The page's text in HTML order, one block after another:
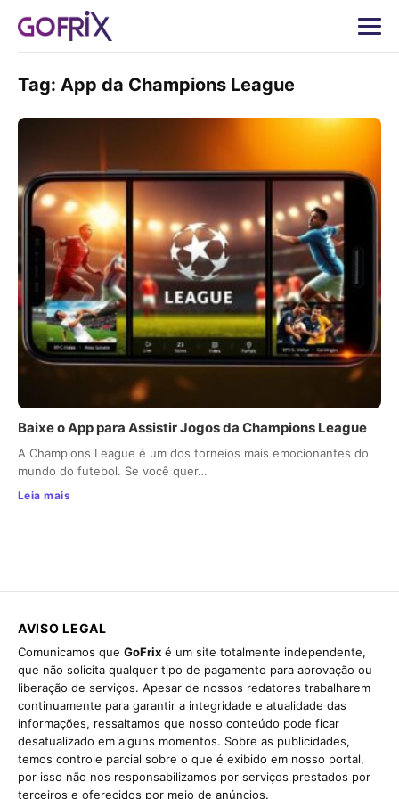
Tag: App da Champions League
Baixe o App para Assistir Jogos da Champions League
A Champions League é um dos torneios mais emocionantes do
mundo do futebol. Se você quer…
Leia mais
AVISO LEGAL
Comunicamos que GoFrix é um site totalmente independente,
que não solicita qualquer tipo de pagamento para aprovação ou
liberação de serviços. Apesar de nossos redatores trabalharem
continuamente para garantir a integridade e atualidade das
informações, ressaltamos que nosso conteúdo pode ficar
desatualizado em alguns momentos. Sobre as publicidades,
temos controle parcial sobre o que é exibido em nosso portal,
por isso não nos responsabilizamos por serviços prestados por
terceiros e oferecidos por meio de anúncios.